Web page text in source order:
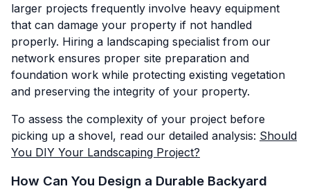
larger projects frequently involve heavy equipment
that can damage your property if not handled
properly. Hiring a landscaping specialist from our
network ensures proper site preparation and
foundation work while protecting existing vegetation
and preserving the integrity of your property.
To assess the complexity of your project before
picking up a shovel, read our detailed analysis: Should
You DIY Your Landscaping Project?
How Can You Design a Durable Backyard